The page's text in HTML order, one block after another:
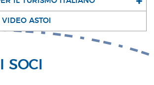
ASTOI
SOCI